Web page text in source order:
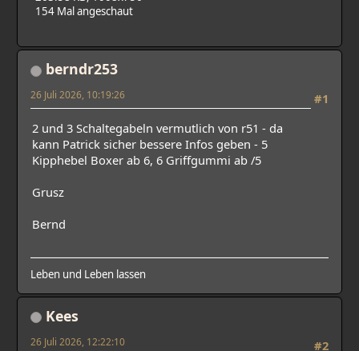
154 Mal angeschaut
berndr253
#1
26 Juli 2026, 10:19:26
2 und 3 Schaltegabeln vermutlich von r51 - da
kann Patrick sicher bessere Infos geben - 5
Kipphebel Boxer ab 6, 6 Griffgummi ab /5
Grusz
Bernd
Leben und Leben lassen
Kees
#2
26 Juli 2026, 12:22:10